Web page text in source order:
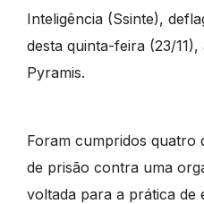
Inteligência (Ssinte),
desta quinta-feira (23/
Pyramis.
Foram cumpridos quatro
de prisão contra uma
voltada para a prática de